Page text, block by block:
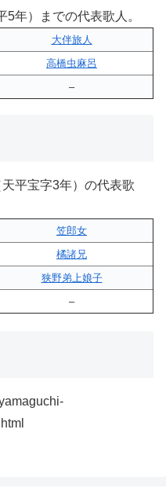
年）までの代表歌人。
大伴旅人
高橋虫麻呂
–
平宝字3年）の代表歌
笠郎女
橘諸兄
狭野弟上娘子
–